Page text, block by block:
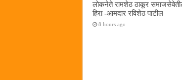
लोकनेते रामशेठ ठाकूर
हिरा -आमदार रविशेठ पाटील
8 hours ago